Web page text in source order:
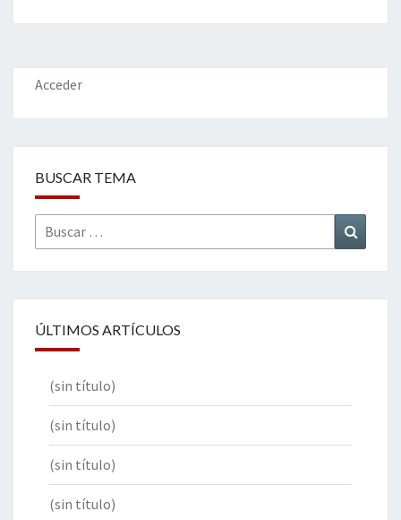
o
o
k
er dI
n
l
p
ar
Acceder
BUSCAR TEMA
Buscar
por:
ÚLTIMOS ARTÍCULOS
(sin título)
(sin título)
(sin título)
(sin título)